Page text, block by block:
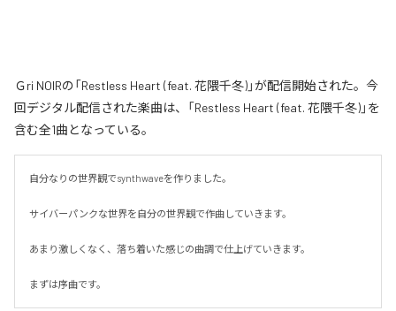
Ｇri NOIRの「Restless Heart (feat. 花隈千冬)」が配信開始された。今
回デジタル配信された楽曲は、「Restless Heart (feat. 花隈千冬)」を
含む全1曲となっている。
自分なりの世界観でsynthwaveを作りました。
サイバーパンクな世界を自分の世界観で作曲していきます。
あまり激しくなく、落ち着いた感じの曲調で仕上げていきます。
まずは序曲です。